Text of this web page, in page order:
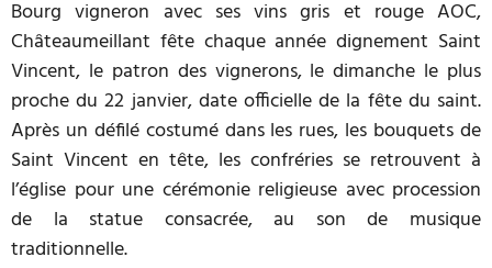
Bourg vigneron avec ses vins gris et rouge AOC,
Châteaumeillant fête chaque année dignement Saint
Vincent, le patron des vignerons, le dimanche le plus
proche du 22 janvier, date officielle de la fête du saint.
Après un défilé costumé dans les rues, les bouquets de
Saint Vincent en tête, les confréries se retrouvent à
l’église pour une cérémonie religieuse avec procession
de la statue consacrée, au son de musique
traditionnelle.